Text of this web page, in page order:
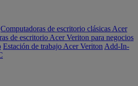
Computadoras de escritorio clásicas Acer
de escritorio Acer Veriton para negocios
Estación de trabajo Acer Veriton Add-In-